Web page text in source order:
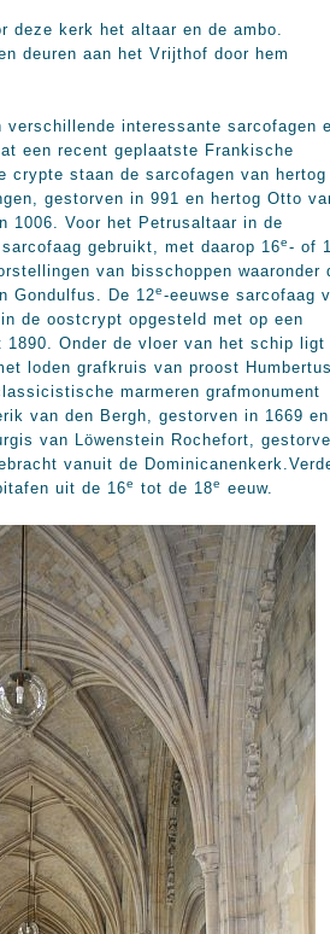
deze kerk het altaar en de ambo.
deuren aan het Vrijthof door hem
verschillende interessante sarcofagen
een recent geplaatste Frankische
crypte staan de sarcofagen van hertog
gestorven in 991 en hertog Otto
1006. Voor het Petrusaltaar in de
gebruikt, met daarop 16e- of
van bisschoppen waaronder
Gondulfus. De 12e-eeuwse sarcofaag
de oostcrypt opgesteld met op een
1890. Onder de vloer van het schip ligt
loden grafkruis van proost
marmeren grafmonument
van den Bergh, gestorven in 1669 en
van Löwenstein Rochefort,
vanuit de
uit de 16e tot de 18e eeuw.